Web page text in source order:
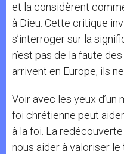
et la considèrent
à Dieu. Cette critique
s’interroger sur la
n’est pas de la faute
arrivent en Europe, ils
Voir avec les yeux d’un
foi chrétienne peut
à la foi. La
nous aider à valoriser